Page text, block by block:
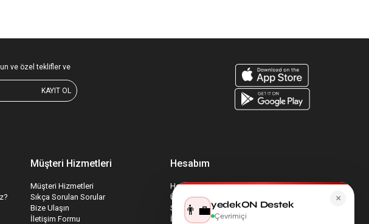
ve özel teklifler ve
KAYIT OL
Müşteri Hizmetleri
Müşteri Hizmetleri
Sıkça Sorulan Sorular
Bize Ulaşın
İletişim Formu
Hesabım
Hesabım
Üyelik Bilgilerim
Sepetim
İade Taleplerim
×
👨‍💼yedekON Destek
Çevrimiçi